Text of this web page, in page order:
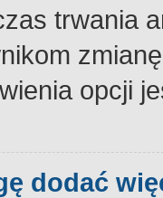
trwania
opcji
dodać